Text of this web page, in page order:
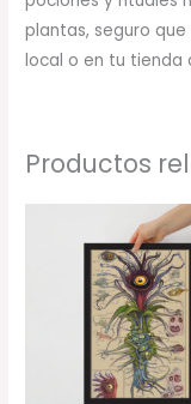
plantas, seguro
local o en tu tienda
Productos
de